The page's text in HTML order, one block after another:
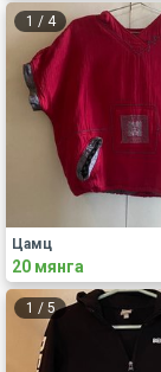
1 / 4
Цамц
20 мянга
1 / 5